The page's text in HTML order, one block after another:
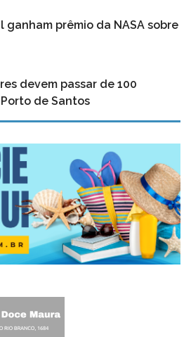
ganham prêmio da NASA sobre
devem passar de 100
de Santos